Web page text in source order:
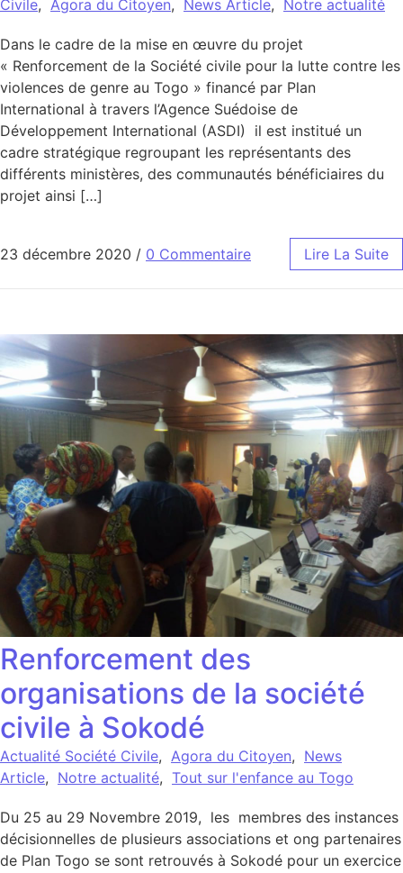
Civile, Agora du Citoyen, News Article, Notre actualité
Dans le cadre de la mise en œuvre du projet
« Renforcement de la Société civile pour la lutte contre les
violences de genre au Togo » financé par Plan
International à travers l’Agence Suédoise de
Développement International (ASDI) il est institué un
cadre stratégique regroupant les représentants des
différents ministères, des communautés bénéficiaires du
projet ainsi […]
23 décembre 2020 / 0 Commentaire Lire La Suite
Renforcement des
organisations de la société
civile à Sokodé
Actualité Société Civile, Agora du Citoyen, News
Article, Notre actualité, Tout sur l'enfance au Togo
Du 25 au 29 Novembre 2019, les membres des instances
décisionnelles de plusieurs associations et ong partenaires
de Plan Togo se sont retrouvés à Sokodé pour un exercice